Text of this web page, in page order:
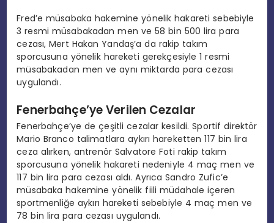
Fred’e müsabaka hakemine yönelik hakareti sebebiyle
3 resmi müsabakadan men ve 58 bin 500 lira para
cezası, Mert Hakan Yandaş’a da rakip takım
sporcusuna yönelik hareketi gerekçesiyle 1 resmi
müsabakadan men ve aynı miktarda para cezası
uygulandı.
Fenerbahçe’ye Verilen Cezalar
Fenerbahçe’ye de çeşitli cezalar kesildi. Sportif direktör
Mario Branco talimatlara aykırı hareketten 117 bin lira
ceza alırken, antrenör Salvatore Foti rakip takım
sporcusuna yönelik hakareti nedeniyle 4 maç men ve
117 bin lira para cezası aldı. Ayrıca Sandro Zufic’e
müsabaka hakemine yönelik fiili müdahale içeren
sportmenliğe aykırı hareketi sebebiyle 4 maç men ve
78 bin lira para cezası uygulandı.